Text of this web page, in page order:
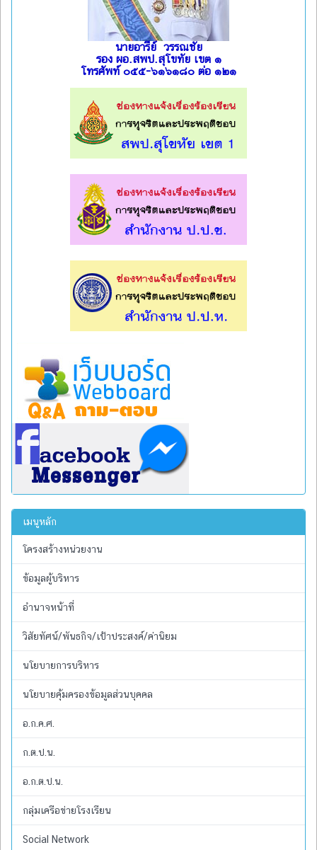
นายอารีย์ วรรณชัย
รอง ผอ.สพป.สุโขทัย เขต ๑
โทรศัพท์ ๐๕๕-๖๑๖๑๘๐ ต่อ ๑๒๑
เมนูหลัก
โครงสร้างหน่วยงาน
ข้อมูลผู้บริหาร
อำนาจหน้าที่
วิสัยทัศน์/พันธกิจ/เป้าประสงค์/ค่านิยม
นโยบายการบริหาร
นโยบายคุ้มครองข้อมูลส่วนบุคคล
อ.ก.ค.ศ.
ก.ต.ป.น.
อ.ก.ต.ป.น.
กลุ่มเครือข่ายโรงเรียน
Social Network